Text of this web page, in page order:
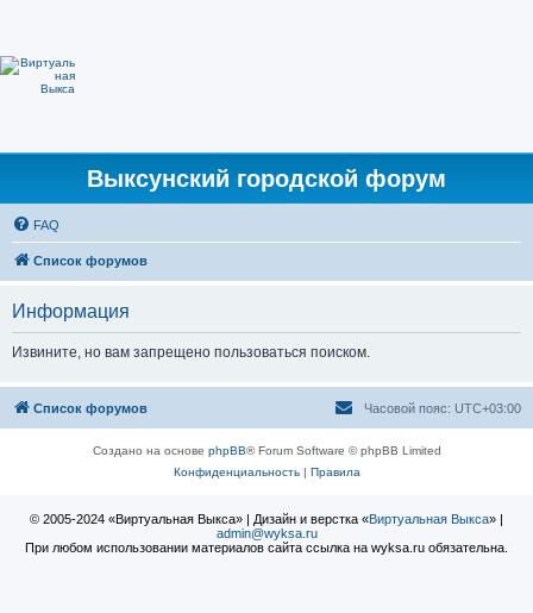
Выксунский городской форум
FAQ
Список форумов
Информация
Извините, но вам запрещено пользоваться поиском.
Список форумов Часовой пояс: UTC+03:00
Создано на основе phpBB® Forum Software © phpBB Limited
Конфиденциальность| Правила
© 2005-2024 «Виртуальная Выкса» | Дизайн и верстка «Виртуальная Выкса» |
admin@wyksa.ru
При любом использовании материалов сайта ссылка на wyksa.ru обязательна.